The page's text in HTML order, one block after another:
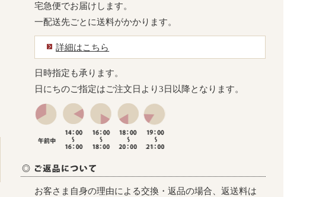
宅急便でお届けします。
一配送先ごとに送料がかかります。
詳細はこちら
日時指定も承ります。
日にちのご指定はご注文日より3日以降となります。
お客さま自身の理由による交換・返品の場合、返送料は